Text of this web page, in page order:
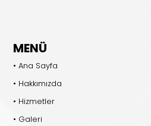
MENÜ
• Ana Sayfa
• Hakkımızda
• Hizmetler
• Galeri